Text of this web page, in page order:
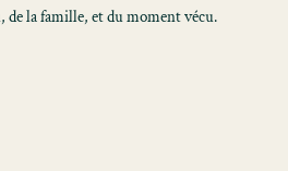
de la famille, et du moment vécu.